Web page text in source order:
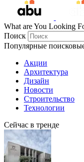
What are You Looking
Поиск
Популярные
Акции
Архитектура
Дизайн
Новости
Строительство
Технологии
Сейчас в тренде